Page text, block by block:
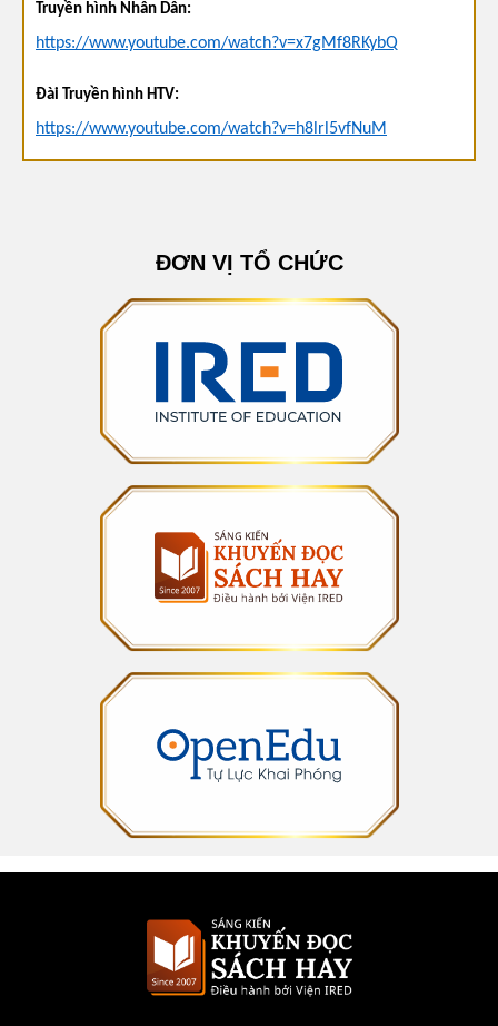
Truyền hình Nhân Dân:
https://www.youtube.com/watch?v=x7gMf8RKybQ
Đài Truyền hình HTV:
https://www.youtube.com/watch?v=h8lrl5vfNuM
mibextid=WC7FNe&v=1269125284124009&rdid=XNpUGm
Báo Dân Việt:
https://danviet.vn/tieu-thuyet-nang-tho-tang-cua-dinh-
phuong-doat-giai-sach-hay-2024-20241006135939809.htm
Người Lao động:
https://nld.com.vn/nang-tho-tang-doat-giai-sach-hay-2024-
196241006213218718.htm
Báo Giáo dục TP.HCM:
https://giaoduc.edu.vn/hai-tua-sach-giao-duc-nhan-giai-
sach-hay-2024/
Doanh Nhân Sài Gòn:
https://doanhnhansaigon.vn/tp-hcm-cong-bo-giai-sach-
hay-2024-313790.html
Doanh Nhân Plus:
https://doanhnhanplus.vn/giai-sach-hay-ton-vinh-sach-quy-
lan-toa-tri-thuc-637913.html
Doanh nghiệp Kinh tế Xanh:
https://doanhnghiepkinhtexanh.vn/hanh-trinh-co-vu-van-
hoa-doc-cua-khuyen-doc-sach-hay-a26804.html
ĐƠN VỊ TỔ CHỨC